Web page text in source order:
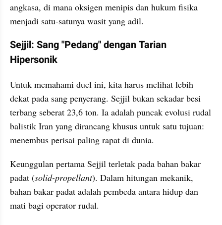
angkasa, di mana oksigen menipis dan hukum fisika
menjadi satu-satunya wasit yang adil.
Sejjil: Sang "Pedang" dengan Tarian
Hipersonik
Untuk memahami duel ini, kita harus melihat lebih
dekat pada sang penyerang. Sejjil bukan sekadar besi
terbang seberat 23,6 ton. Ia adalah puncak evolusi rudal
balistik Iran yang dirancang khusus untuk satu tujuan:
menembus perisai paling rapat di dunia.
Keunggulan pertama Sejjil terletak pada bahan bakar
padat (solid-propellant). Dalam hitungan mekanik,
bahan bakar padat adalah pembeda antara hidup dan
mati bagi operator rudal.